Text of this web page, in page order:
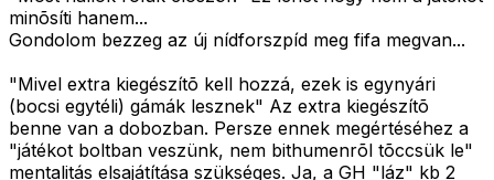
minõsíti hanem...
Gondolom bezzeg az új nídforszpíd meg fifa megvan...
"Mivel extra kiegészítõ kell hozzá, ezek is egynyári
(bocsi egytéli) gámák lesznek" Az extra kiegészítõ
benne van a dobozban. Persze ennek megértéséhez a
"játékot boltban veszünk, nem bithumenrõl tõccsük le"
mentalitás elsajátítása szükséges. Ja, a GH "láz" kb 2